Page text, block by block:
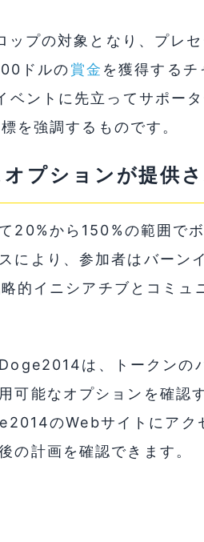
プの対象となり、プレ
ドルの賞金 を獲得するチ
ントに先立ってサポー
を強調するものです。
プションが提供
20%から150%の範囲で
により、参加者はバーン
的イニシアチブとコミュ
は、トークンの
可能なオプションを確認
のWebサイトにアク
の計画を確認できます。